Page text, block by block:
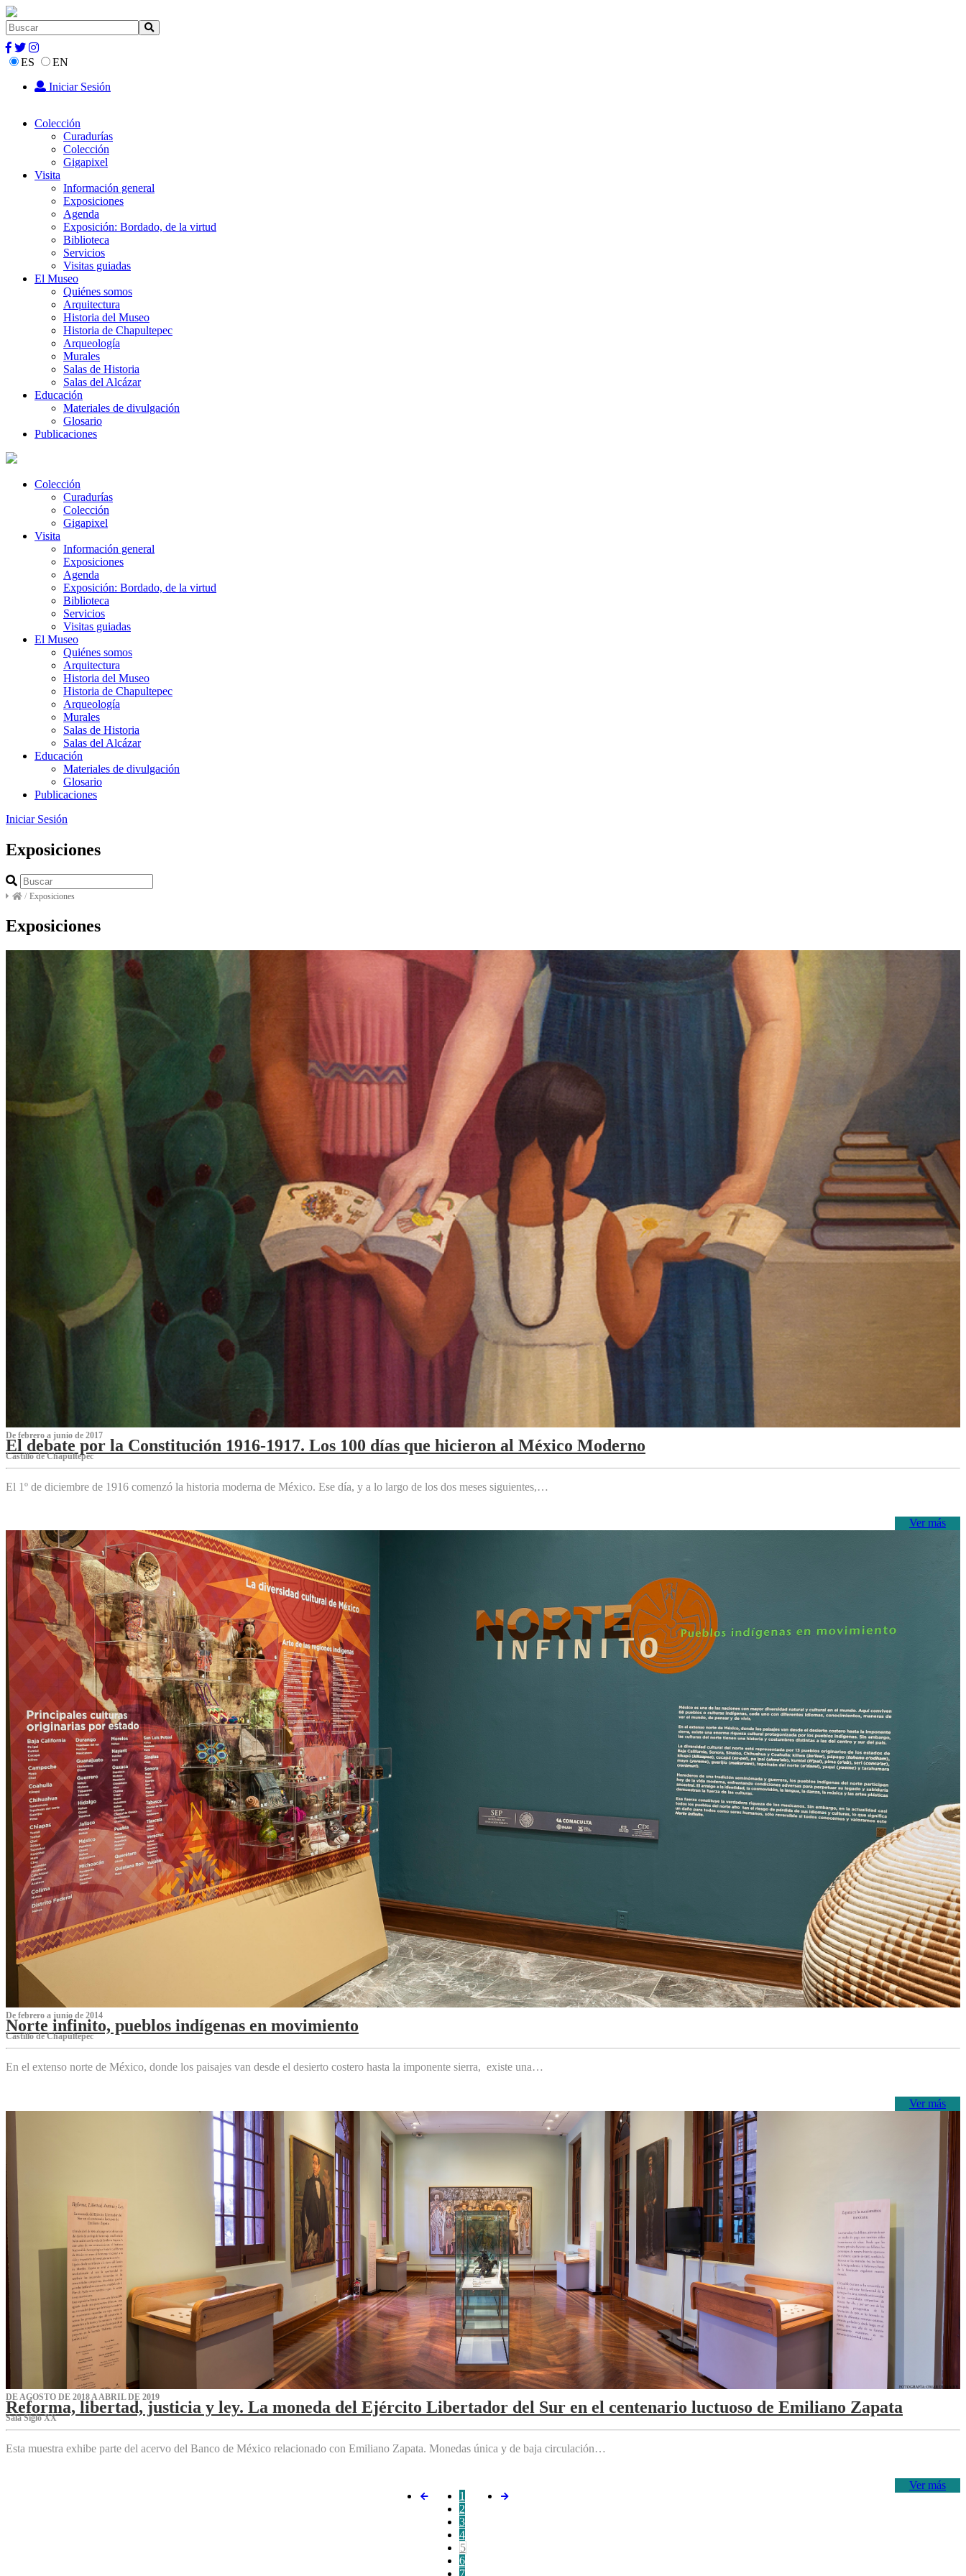
ES
EN
Iniciar Sesión
Colección
Curadurías
Colección
Gigapixel
Visita
Información general
Exposiciones
Agenda
Exposición: Bordado, de la virtud
Biblioteca
Servicios
Visitas guiadas
El Museo
Quiénes somos
Arquitectura
Historia del Museo
Historia de Chapultepec
Arqueología
Murales
Salas de Historia
Salas del Alcázar
Educación
Materiales de divulgación
Glosario
Publicaciones
Colección
Curadurías
Colección
Gigapixel
Visita
Información general
Exposiciones
Agenda
Exposición: Bordado, de la virtud
Biblioteca
Servicios
Visitas guiadas
El Museo
Quiénes somos
Arquitectura
Historia del Museo
Historia de Chapultepec
Arqueología
Murales
Salas de Historia
Salas del Alcázar
Educación
Materiales de divulgación
Glosario
Publicaciones
Iniciar Sesión
Exposiciones
/ Exposiciones
Exposiciones
De febrero a junio de 2017
El debate por la Constitución 1916-1917. Los 100 días que hicieron al México Moderno
Castillo de Chapultepec
El 1º de diciembre de 1916 comenzó la historia moderna de México. Ese día, y a lo largo de los dos meses siguientes,…
Ver más
De febrero a junio de 2014
Norte infinito, pueblos indígenas en movimiento
Castillo de Chapultepec
En el extenso norte de México, donde los paisajes van desde el desierto costero hasta la imponente sierra, existe una…
Ver más
DE AGOSTO DE 2018 A ABRIL DE 2019
Reforma, libertad, justicia y ley. La moneda del Ejército Libertador del Sur en el centenario luctuoso de Emiliano Zapata
Sala Siglo XX
Esta muestra exhibe parte del acervo del Banco de México relacionado con Emiliano Zapata. Monedas única y de baja circulación…
Ver más
1
2
3
4
5
6
7